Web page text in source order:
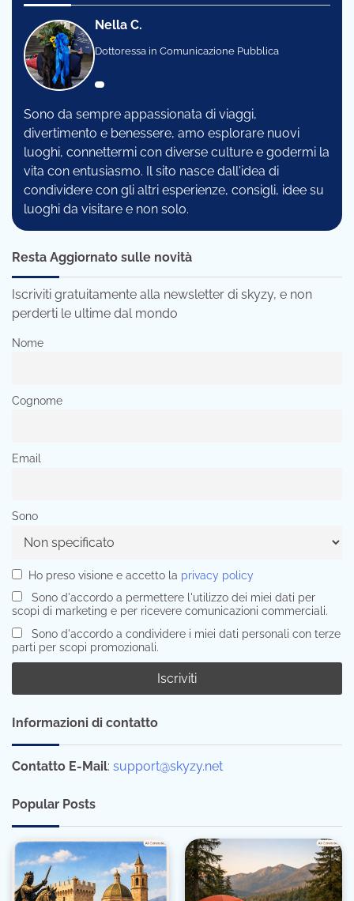
Nella C.
Dottoressa in Comunicazione Pubblica
Sono da sempre appassionata di viaggi,
divertimento e benessere, amo esplorare nuovi
luoghi, connettermi con diverse culture e godermi la
vita con entusiasmo. Il sito nasce dall'idea di
condividere con gli altri esperienze, consigli, idee su
luoghi da visitare e non solo.
Resta Aggiornato sulle novità
Iscriviti gratuitamente alla newsletter di skyzy, e non
perderti le ultime dal mondo
Nome
Cognome
Email
Sono
Ho preso visione e accetto la privacy policy
Sono d'accordo a permettere l'utilizzo dei miei dati per
scopi di marketing e per ricevere comunicazioni commerciali.
Sono d'accordo a condividere i miei dati personali con terze
parti per scopi promozionali.
Informazioni di contatto
Contatto E-Mail: support@skyzy.net
Popular Posts